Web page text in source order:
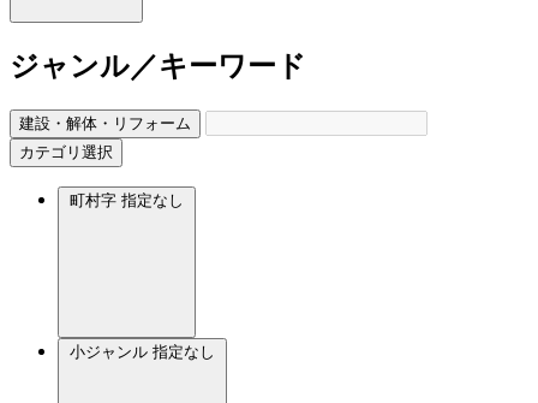
ジャンル／キーワード
建設・解体・リフォーム
カテゴリ選択
町村字 指定なし
小ジャンル 指定なし